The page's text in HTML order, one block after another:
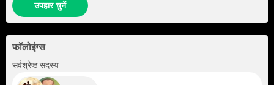
उपहार चुनें
फॉलोइंग्स
सर्वश्रेष्ठ सदस्य